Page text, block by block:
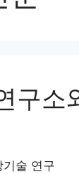
구소
기술 연구